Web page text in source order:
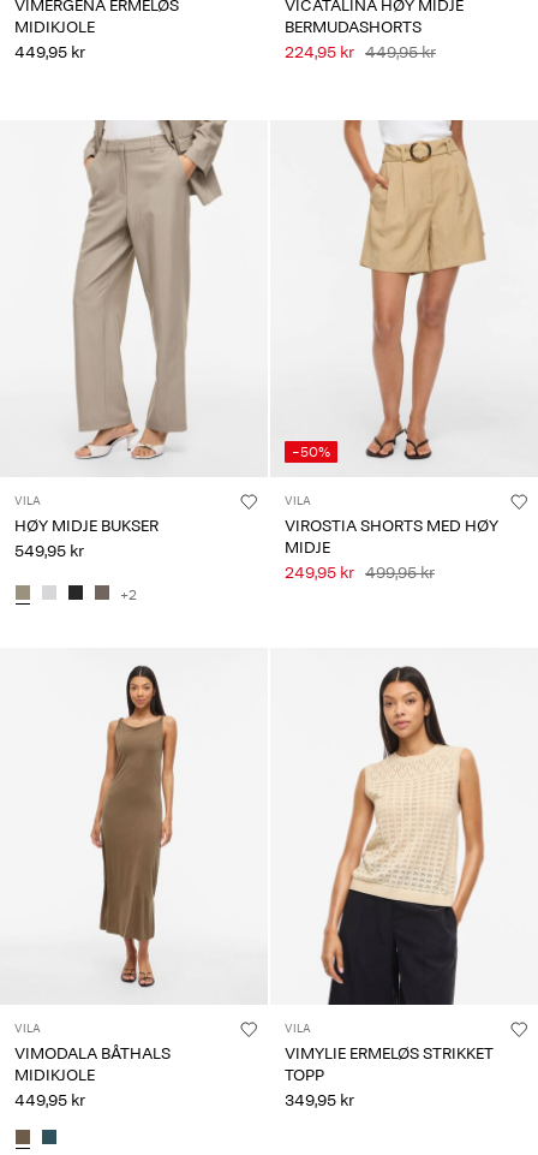
VIMERGENA ERMELØS
MIDIKJOLE
449,95 kr
VICATALINA HØY MIDJE
BERMUDASHORTS
224,95 kr 449,95 kr
VILA
HØY MIDJE BUKSER
549,95 kr
+2
-50%
VILA
VIROSTIA SHORTS MED HØY
MIDJE
249,95 kr 499,95 kr
VILA
VIMODALA BÅTHALS
MIDIKJOLE
449,95 kr
VILA
VIMYLIE ERMELØS STRIKKET
TOPP
349,95 kr